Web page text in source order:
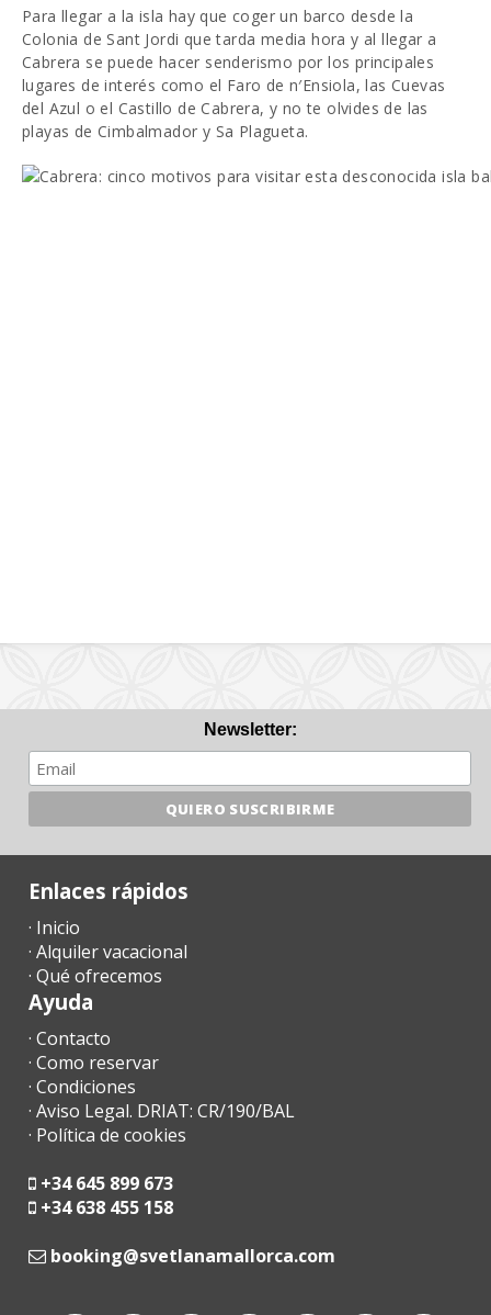
Para llegar a la isla hay que coger un barco desde la
Colonia de Sant Jordi que tarda media hora y al llegar a
Cabrera se puede hacer senderismo por los principales
lugares de interés como el Faro de n′Ensiola, las Cuevas
del Azul o el Castillo de Cabrera, y no te olvides de las
playas de Cimbalmador y Sa Plagueta.
Newsletter:
Enlaces rápidos
· Inicio
· Alquiler vacacional
· Qué ofrecemos
Ayuda
· Contacto
· Como reservar
· Condiciones
· Aviso Legal. DRIAT: CR/190/BAL
· Política de cookies
+34 645 899 673
+34 638 455 158
moc.acrollamanaltevs@gnikoob